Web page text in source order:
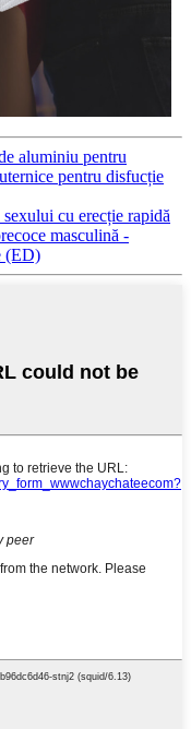
aluminiu pentru
pentru disfucție
cu erecție rapidă
masculină -
(ED)